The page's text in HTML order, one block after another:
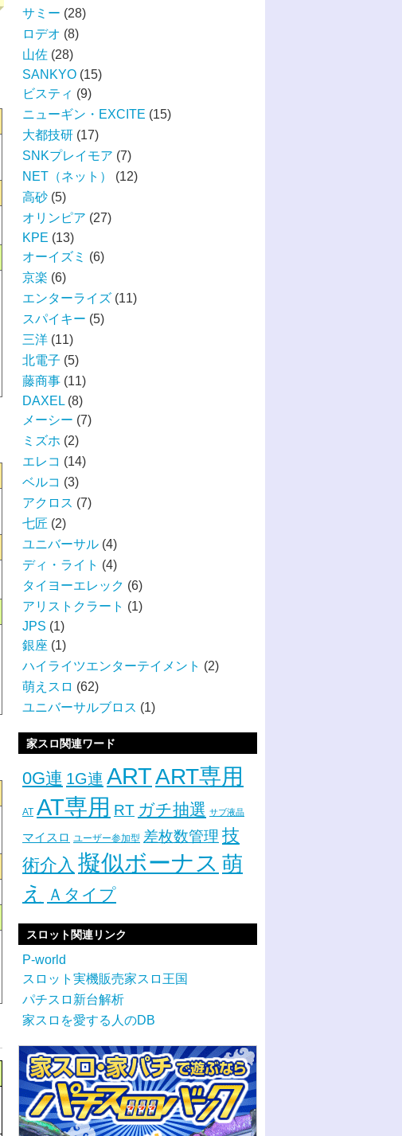
サミー (28)
ロデオ (8)
山佐 (28)
SANKYO (15)
ビスティ (9)
ニューギン・EXCITE (15)
大都技研 (17)
SNKプレイモア (7)
NET（ネット）
(12)
高砂 (5)
オリンピア (27)
KPE (13)
オーイズミ (6)
京楽 (6)
エンターライズ (11)
スパイキー (5)
三洋 (11)
北電子 (5)
藤商事 (11)
DAXEL (8)
メーシー (7)
ミズホ (2)
エレコ (14)
ベルコ (3)
アクロス (7)
七匠 (2)
ユニバーサル (4)
ディ・ライト (4)
タイヨーエレック (6)
アリストクラート (1)
JPS (1)
銀座 (1)
ハイライツエンターテイメント (2)
萌えスロ (62)
ユニバーサルブロス (1)
家スロ関連ワード
0G連 1G連 ARTART専用
AT AT専用 RT ガチ抽選 サブ液晶
マイスロ ユーザー参加型 差枚数管理 技
術介入 擬似ボーナス 萌
え
Ａタイプ
スロット関連リンク
P-world
スロット実機販売家スロ王国
パチスロ新台解析
家スロを愛する人のDB